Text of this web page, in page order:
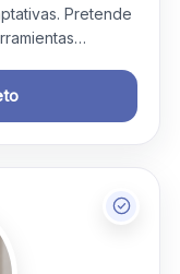
Pretende